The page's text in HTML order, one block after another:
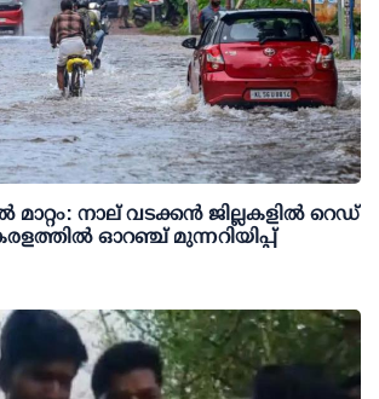
മാറ്റം: നാല് വടക്കന്‍ ജില്ലകളില്‍ റെഡ്
ഓറഞ്ച് മുന്നറിയിപ്പ്